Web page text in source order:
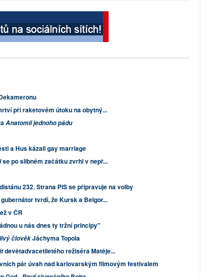
při raketovém útoku na obytný...
Anatomii jednoho pádu
a Hus kázali gay marriage
se po slibném začátku zvrhl v nepř...
232. Strana PiS se připravuje na volby
tvrdí, že Kursk a Belgor...
v ČR
u nás dnes ty tržní principy"
člověkJáchyma Topola
devětadvacetiletého režiséra Matěje...
pár úvah nad karlovarským filmovým festivalem